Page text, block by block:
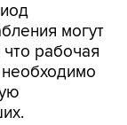
могут
рабочая
необходимо